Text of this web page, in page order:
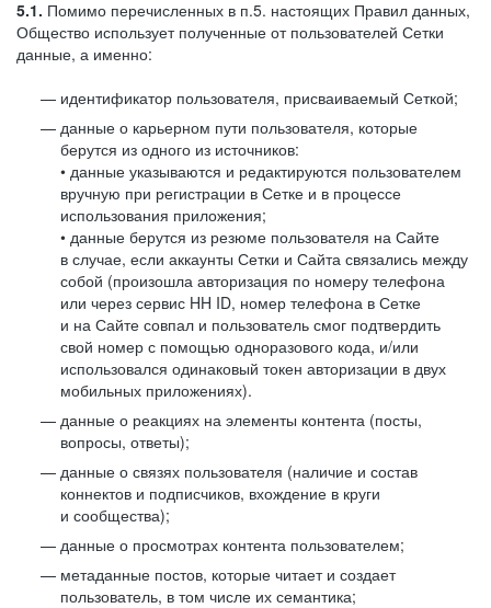
5.1. Помимо перечисленных в п.5. настоящих Правил данных,
Общество использует полученные от пользователей Сетки
данные, а именно:
идентификатор пользователя, присваиваемый Сеткой;
данные о карьерном пути пользователя, которые
берутся из одного из источников:
• данные указываются и редактируются пользователем
вручную при регистрации в Сетке и в процессе
использования приложения;
• данные берутся из резюме пользователя на Сайте
в случае, если аккаунты Сетки и Сайта связались между
собой (произошла авторизация по номеру телефона
или через сервис HH ID, номер телефона в Сетке
и на Сайте совпал и пользователь смог подтвердить
свой номер с помощью одноразового кода, и/или
использовался одинаковый токен авторизации в двух
мобильных приложениях).
данные о реакциях на элементы контента (посты,
вопросы, ответы);
данные о связях пользователя (наличие и состав
коннектов и подписчиков, вхождение в круги
и сообщества);
данные о просмотрах контента пользователем;
метаданные постов, которые читает и создает
пользователь, в том числе их семантика;